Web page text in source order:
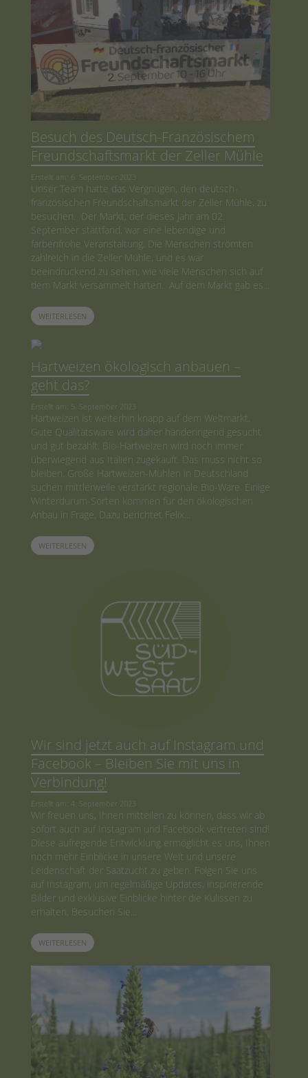
Besuch des Deutsch-Französischem
Freundschaftsmarkt der Zeller Mühle
Erstellt am: 6. September 2023
Unser Team hatte das Vergnügen, den deutsch-
französischen Freundschaftsmarkt der Zeller Mühle, zu
besuchen. Der Markt, der dieses Jahr am 02.
September stattfand, war eine lebendige und
farbenfrohe Veranstaltung. Die Menschen strömten
zahlreich in die Zeller Mühle, und es war
beeindruckend zu sehen, wie viele Menschen sich auf
dem Markt versammelt hatten. Auf dem Markt gab es...
WEITERLESEN
Hartweizen ökologisch anbauen –
geht das?
Erstellt am: 5. September 2023
Hartweizen ist weiterhin knapp auf dem Weltmarkt.
Gute Qualitätsware wird daher händeringend gesucht
und gut bezahlt. Bio-Hartweizen wird noch immer
überwiegend aus Italien zugekauft. Das muss nicht so
bleiben. Große Hartweizen-Mühlen in Deutschland
suchen mittlerweile verstärkt regionale Bio-Ware. Einige
Winterdurum-Sorten kommen für den ökologischen
Anbau in Frage. Dazu berichtet Felix...
WEITERLESEN
Wir sind jetzt auch auf Instagram und
Facebook – Bleiben Sie mit uns in
Verbindung!
Erstellt am: 4. September 2023
Wir freuen uns, Ihnen mitteilen zu können, dass wir ab
sofort auch auf Instagram und Facebook vertreten sind!
Diese aufregende Entwicklung ermöglicht es uns, Ihnen
noch mehr Einblicke in unsere Welt und unsere
Leidenschaft der Saatzucht zu geben. Folgen Sie uns
auf Instagram, um regelmäßige Updates, inspirierende
Bilder und exklusive Einblicke hinter die Kulissen zu
erhalten. Besuchen Sie...
WEITERLESEN